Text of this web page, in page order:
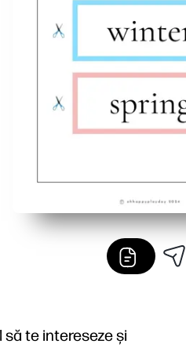
să te intereseze și